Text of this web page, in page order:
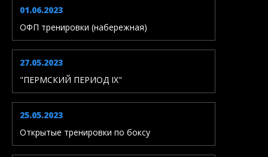
01.06.2023
ОФП тренировки (набережная)
27.05.2023
"ПЕРМСКИЙ ПЕРИОД IX"
25.05.2023
Открытые тренировки по боксу